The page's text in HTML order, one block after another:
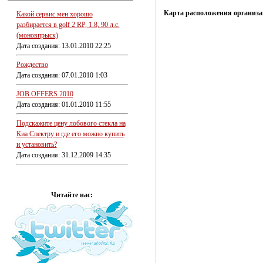
Какой сервис мен хорошо
разбирается в golf 2 RP, 1.8, 90 л.с.
(моновпрыск)
Дата создания: 13.01.2010 22:25
Рождество
Дата создания: 07.01.2010 1:03
JOB OFFERS 2010
Дата создания: 01.01.2010 11:55
Подскажите цену лобового стекла на
Киа Спектру и где его можно купить
и установить?
Дата создания: 31.12.2009 14:35
Читайте нас:
Карта расположения